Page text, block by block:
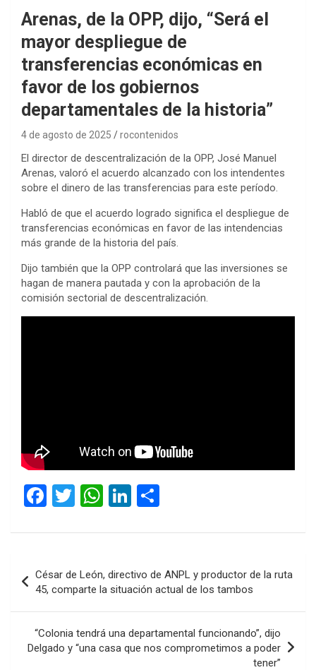
Arenas, de la OPP, dijo, “Será el
mayor despliegue de
transferencias económicas en
favor de los gobiernos
departamentales de la historia”
4 de agosto de 2025 rocontenidos
El director de descentralización de la OPP, José Manuel
Arenas, valoró el acuerdo alcanzado con los intendentes
sobre el dinero de las transferencias para este período.
Habló de que el acuerdo logrado significa el despliegue de
transferencias económicas en favor de las intendencias
más grande de la historia del país.
Dijo también que la OPP controlará que las inversiones se
hagan de manera pautada y con la aprobación de la
comisión sectorial de descentralización.
F
ce
o
o
k
T
tt
er
W
at
s
A
p
p
Li
ke
dI
n
m
p
ar
tir
de
entradas
César de León, directivo de ANPL y productor de la ruta
45, comparte la situación actual de los tambos
“Colonia tendrá una departamental funcionando”, dijo
Delgado y “una casa que nos comprometimos a poder
tener”